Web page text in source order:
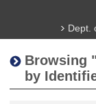
Dept.
Browsing
by